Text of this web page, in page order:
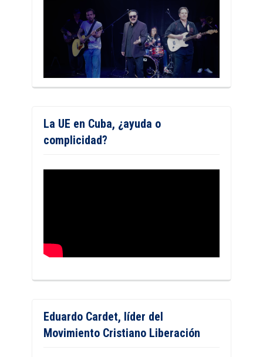
La UE en Cuba, ¿ayuda o
complicidad?
Eduardo Cardet, líder del
Movimiento Cristiano Liberación